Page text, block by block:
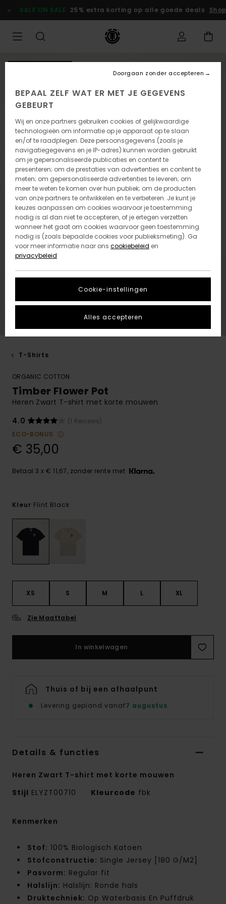
naar
Productinformatie
SALE ON SALE 25% extra korting op alle goede deals
T-Shirts
ORGANIC COTTON
Timber Flower Pot
Heren Zwart T-shirt met korte mouwen
4.0
(1 Reviews)
ECO-BONUS
€ 35,00
Betaal 3 x € 11,67, zonder rente met
Kleur Flint Black
XS S M L XL
Zie Maattabel
In winkelwagen
Thuis of bij een afhaalpunt
Levering gepland vanaf7 augustus
Details & functies
Heren Zwart T-shirt met korte mouwen
Stijl ELYZT00710 Kleurcode fbk
Kenmerken
Stof: 100% Biologisch Katoen
Stofconstructie: Single Jersey [180 G/M2]
Pasvorm: Regular fit
Halslijn: Halslijn: Ronde hals
Druktechniek: Op Waterbasis En Puffdruk
BEPAAL ZELF WAT ER MET JE GEGEVENS
GEBEURT
Wij en onze partners gebruiken cookies of gelijkwaardige
technologieën om informatie op je apparaat op te slaan
en/of te raadplegen. Deze persoonsgegevens (zoals je
navigatiegegevens en je IP-adres) kunnen worden gebruikt
om je gepersonaliseerde publicaties en content te
presenteren; om de prestaties van advertenties en content te
meten; om gepersonaliseerde advertenties te leveren; om
meer te weten te komen over hun publiek; om de producten
van onze partners te ontwikkelen en te verbeteren. Je kunt je
keuzes aanpassen om cookies waarvoor je toestemming
nodig is al dan niet te accepteren, of je ertegen verzetten
wanneer het gaat om cookies waarvoor geen toestemming
nodig is (zoals bepaalde cookies voor publieksmeting). Ga
voor meer informatie naar ons cookiebeleid en
privacybeleid
Cookie-instellingen
Doorgaan zonder accepteren
Alles accepteren